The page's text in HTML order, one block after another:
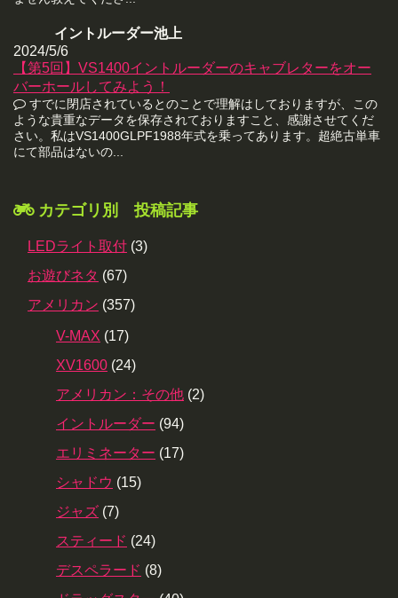
イントルーダー池上
2024/5/6
【第5回】VS1400イントルーダーのキャブレターをオー
バーホールしてみよう！
すでに閉店されているとのことで理解はしておりますが、この
ような貴重なデータを保存されておりますこと、感謝させてくだ
さい。私はVS1400GLPF1988年式を乗ってあります。超絶古単車
にて部品はないの...
カテゴリ別 投稿記事
LEDライト取付 (3)
お遊びネタ (67)
アメリカン (357)
V-MAX (17)
XV1600 (24)
アメリカン：その他 (2)
イントルーダー (94)
エリミネーター (17)
シャドウ (15)
ジャズ (7)
スティード (24)
デスペラード (8)